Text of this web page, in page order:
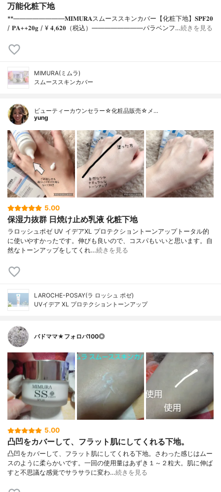
万能化粧下地
**⁡⁡⁡————————⁡𝐌𝐈𝐌𝐔𝐑𝐀スムーススキンカバー【化粧下地】𝐒𝐏𝐅𝟐𝟎
/ 𝐏𝐀++⁡𝟐𝟎𝐠 / ¥ 𝟒,𝟔𝟐𝟎（税込）⁡————————パラベンフ…続きを見る
MIMURA(ミムラ)
スムーススキンカバー
ビューティーカウンセラー☆化粧品販売☆メ…
yung
5.00
保湿力抜群 日焼け止め乳液 化粧下地
ラロッシュポゼ UV イデアXL プロテクショントーンアップトータル的
に使いやすかったです。伸びも良いので、コスパもいいと思います。自
然なトーンアップをしてくれ…続きを見る
LAROCHE-POSAY(ラ ロッシュ ポゼ)
UVイデア XL プロテクショントーンアップ
バドママ★フォロバ100◎
5.00
凸凹をカバーして、フラット肌にしてくれる下地。
凸凹をカバーして、フラット肌にしてくれる下地。さわった感じはムー
スのように柔らかいです。一回の使用量はあずき１～２粒大。肌に伸ば
すと不思議な感覚でサラサラに変わ…続きを見る